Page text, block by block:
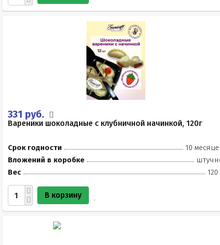
331 руб.
Вареники шоколадные с клубничной начинкой, 120г
Срок годности
10
Вложений в коробке
Вес
120
В корзину